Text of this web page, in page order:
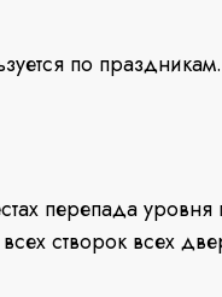
по праздникам.
перепада
створок всех